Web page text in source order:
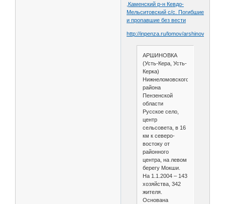
,Каменский р-н Кевдо-
Мельситовский с/с. Погибшие
и пропавшие без вести
http://inpenza.ru/lomov/arshinovka.php
АРШИНОВКА
(Усть-Кера, Усть-
Керка)
Нижнеломовского
района
Пензенской
области
Русское село,
центр
сельсовета, в 16
км к северо-
востоку от
районного
центра, на левом
берегу Мокши.
На 1.1.2004 – 143
хозяйства, 342
жителя.
Основана